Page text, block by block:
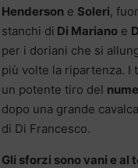
Henderson e Soleri,
stanchi di Di Mariano e
per i doriani che si
più volte la ripartenza. I
un potente tiro del
dopo una grande
di Di Francesco.
Gli sforzi sono vani e al